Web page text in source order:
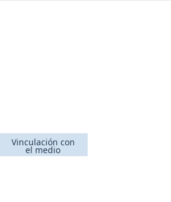
Vinculación con
el medio